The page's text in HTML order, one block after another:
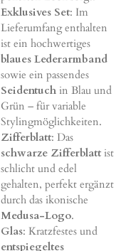
Exklusives Set: Im
Lieferumfang enthalten
ist ein hochwertiges
blaues Lederarmband
sowie ein passendes
Seidentuchin Blau und
Grün – für variable
Stylingmöglichkeiten.
Zifferblatt: Das
schwarze Zifferblattist
schlicht und edel
gehalten, perfekt ergänzt
durch das ikonische
Medusa-Logo.
Glas: Kratzfestes und
entspiegeltes